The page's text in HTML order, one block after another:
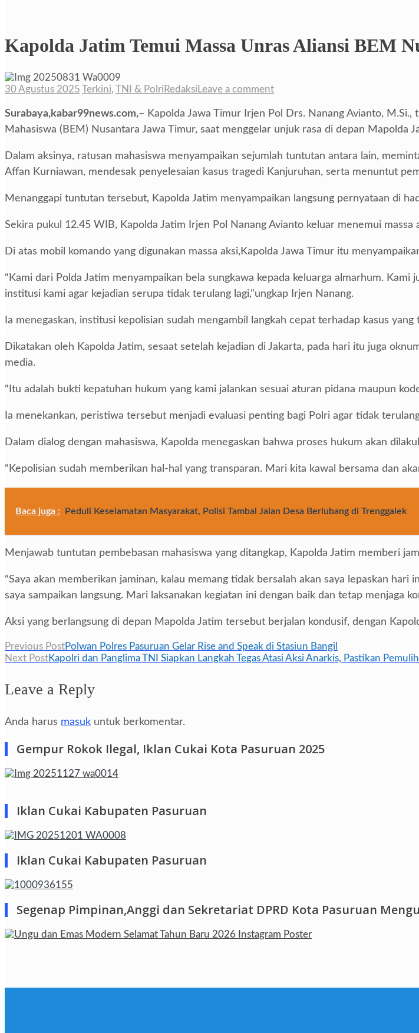
Kapolda Jatim Temui Massa Unras Aliansi BEM
30 Agustus 2025 Terkini, TNI & Polri Redaksi Leave a comment
Surabaya,kabar99news.com,– Kapolda Jawa Timur Irjen Pol Drs. Nanang Avianto,
Mahasiswa (BEM) Nusantara Jawa Timur, saat menggelar unjuk rasa di depan Mapolda
Dalam aksinya, ratusan mahasiswa menyampaikan sejumlah tuntutan antara lain,
Affan Kurniawan, mendesak penyelesaian kasus tragedi Kanjuruhan, serta menuntut
Menanggapi tuntutan tersebut, Kapolda Jatim menyampaikan langsung pernyataan di
Sekira pukul 12.45 WIB, Kapolda Jatim Irjen Pol Nanang Avianto keluar menemui massa
Di atas mobil komando yang digunakan massa aksi,Kapolda Jawa Timur itu
“Kami dari Polda Jatim menyampaikan bela sungkawa kepada keluarga almarhum.
institusi kami agar kejadian serupa tidak terulang lagi,”ungkap Irjen Nanang.
Ia menegaskan, institusi kepolisian sudah mengambil langkah cepat terhadap kasus yang
Dikatakan oleh Kapolda Jatim, sesaat setelah kejadian di Jakarta, pada hari itu juga
media.
“Itu adalah bukti kepatuhan hukum yang kami jalankan sesuai aturan pidana maupun
Ia menekankan, peristiwa tersebut menjadi evaluasi penting bagi Polri agar tidak
Dalam dialog dengan mahasiswa, Kapolda menegaskan bahwa proses hukum akan
“Kepolisian sudah memberikan hal-hal yang transparan. Mari kita kawal bersama dan
Baca juga : Peduli Keselamatan Masyarakat, Polisi Tambal Jalan Desa Berlubang di Trenggalek
Menjawab tuntutan pembebasan mahasiswa yang ditangkap, Kapolda Jatim memberi
“Saya akan memberikan jaminan, kalau memang tidak bersalah akan saya lepaskan
saya sampaikan langsung. Mari laksanakan kegiatan ini dengan baik dan tetap menjaga
Aksi yang berlangsung di depan Mapolda Jatim tersebut berjalan kondusif, dengan
Navigasi
Previous PostPolwan Polres Pasuruan Gelar Rise and Speak di Stasiun Bangil
Next PostKapolri dan Panglima TNI Siapkan Langkah Tegas Atasi Aksi Anarkis, Pastikan
Leave a Reply
Anda harus masuk untuk berkomentar.
Gempur Rokok Ilegal, Iklan Cukai Kota Pasuruan 2025
Iklan Cukai Kabupaten Pasuruan
Iklan Cukai Kabupaten Pasuruan
Segenap Pimpinan,Anggi dan Sekretariat DPRD Kota Pasuruan